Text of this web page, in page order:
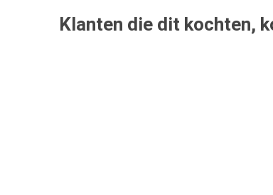
Klanten die dit kochten,